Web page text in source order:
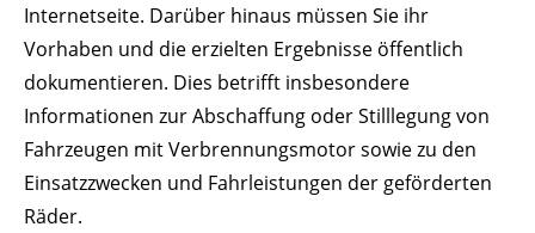
Internetseite. Darüber hinaus müssen Sie ihr
Vorhaben und die erzielten Ergebnisse öffentlich
dokumentieren. Dies betrifft insbesondere
Informationen zur Abschaffung oder Stilllegung von
Fahrzeugen mit Verbrennungsmotor sowie zu den
Einsatzzwecken und Fahrleistungen der geförderten
Räder.